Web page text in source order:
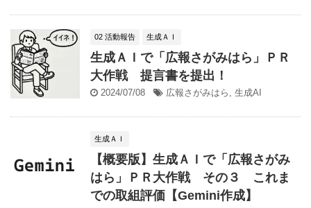
02 活動報告 生成ＡＩ
生成ＡＩで「広報さがみはら」ＰＲ
大作戦 提言書を提出！
2024/07/08 広報さがみはら , 生成AI
生成ＡＩ
【概要版】生成ＡＩで「広報さがみ
はら」ＰＲ大作戦 その３ これま
での取組評価【Gemini作成】